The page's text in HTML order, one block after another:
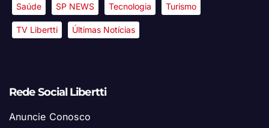
Saúde SP NEWS Tecnologia Turismo
TV Libertti Últimas Notícias
Rede Social Libertti
Anuncie Conosco